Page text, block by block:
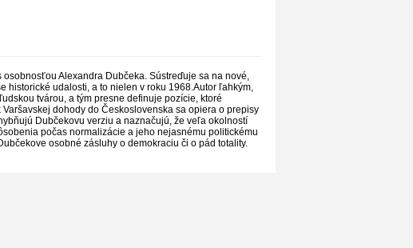
Alexandra Dubčeka. Sústreďuje sa na nové,
udalosti, a to nielen v roku 1968.Autor ľahkým,
tvárou, a tým presne definuje pozície, ktoré
dohody do Československa sa opiera o prepisy
Dubčekovu verziu a naznačujú, že veľa okolností
počas normalizácie a jeho nejasnému politickému
osobné zásluhy o demokraciu či o pád totality.